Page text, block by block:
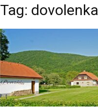
Tag: dovolenka